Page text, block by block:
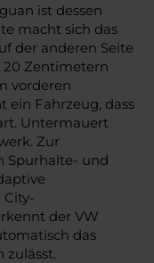
ist dessen
macht sich das
der anderen Seite
20 Zentimetern
vorderen
ein Fahrzeug, dass
Untermauert
Zur
Spurhalte- und
der VW
das
zulässt.